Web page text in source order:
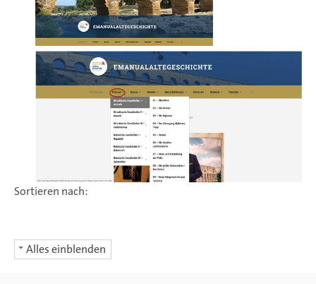
Sortieren nach:
Alles einblenden